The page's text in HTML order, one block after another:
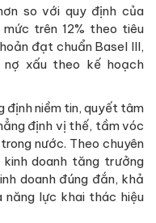
so với quy định của
trên 12% theo tiêu
đạt chuẩn Basel III,
nợ xấu theo kế hoạch
định niềm tin, quyết tâm
định vị thế, tầm vóc
nước. Theo chuyên
doanh tăng trưởng
doanh đúng đắn, khả
năng lực khai thác hiệu